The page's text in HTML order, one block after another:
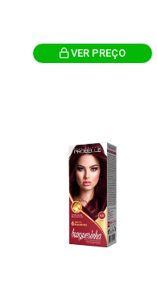
VER PREÇO